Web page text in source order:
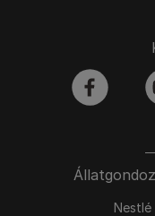
facebook